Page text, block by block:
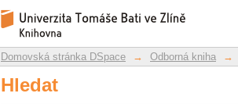
Hledat
Repozitář DSpace/Manakin
Domovská stránka DSpace → Odborná kniha →
Hledat